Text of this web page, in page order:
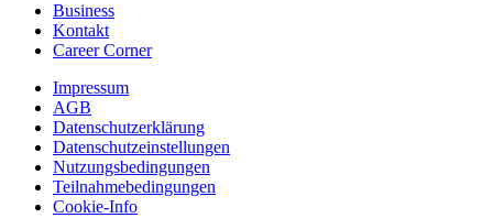
Business
Kontakt
Career Corner
Impressum
AGB
Datenschutzerklärung
Datenschutzeinstellungen
Nutzungsbedingungen
Teilnahmebedingungen
Cookie-Info